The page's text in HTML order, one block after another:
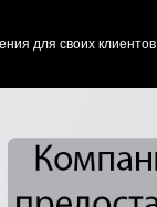
для своих клиентов